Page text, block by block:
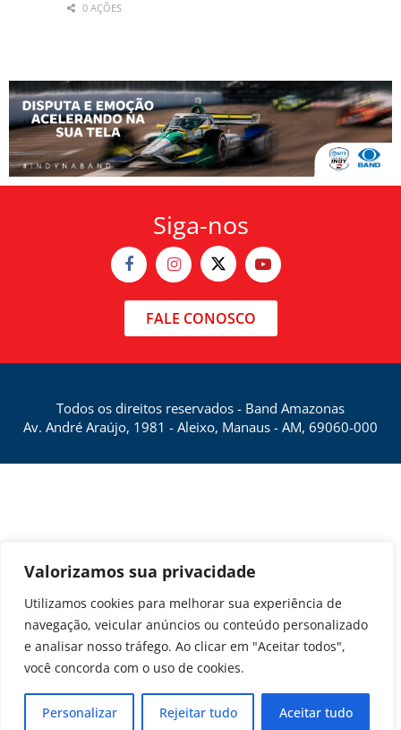
Valorizamos sua privacidade
Utilizamos cookies para melhorar sua experiência de
navegação, veicular anúncios ou conteúdo personalizado
e analisar nosso tráfego. Ao clicar em "Aceitar todos",
você concorda com o uso de cookies.
Personalizar Rejeitar tudo Aceitar tudo
0 AÇÕES
Siga-nos
FALE CONOSCO
Todos os direitos reservados - Band Amazonas
Av. André Araújo, 1981 - Aleixo, Manaus - AM, 69060-000